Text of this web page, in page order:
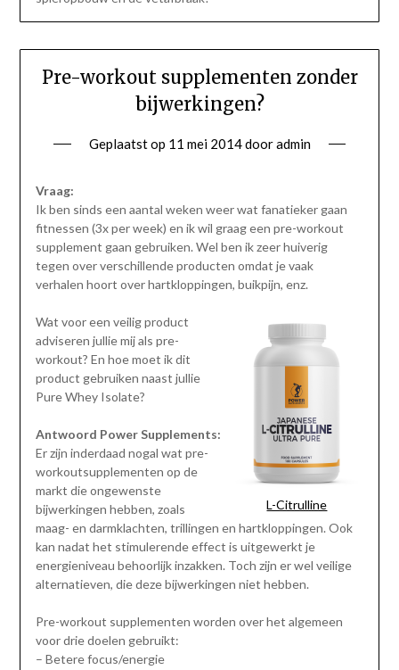
Pre-workout supplementen zonder
bijwerkingen?
Geplaatst op 11 mei 2014dooradmin
Vraag:
Ik ben sinds een aantal weken weer wat fanatieker gaan
fitnessen (3x per week) en ik wil graag een pre-workout
supplement gaan gebruiken. Wel ben ik zeer huiverig
tegen over verschillende producten omdat je vaak
verhalen hoort over hartkloppingen, buikpijn, enz.
L-Citrulline
Wat voor een veilig product
adviseren jullie mij als pre-
workout? En hoe moet ik dit
product gebruiken naast jullie
Pure Whey Isolate?
Antwoord Power Supplements:
Er zijn inderdaad nogal wat pre-
workoutsupplementen op de
markt die ongewenste
bijwerkingen hebben, zoals
maag- en darmklachten, trillingen en hartkloppingen. Ook
kan nadat het stimulerende effect is uitgewerkt je
energieniveau behoorlijk inzakken. Toch zijn er wel veilige
alternatieven, die deze bijwerkingen niet hebben.
Pre-workout supplementen worden over het algemeen
voor drie doelen gebruikt:
– Betere focus/energie